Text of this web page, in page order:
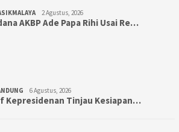
2 Agustus, 2026
AKBP Ade Papa Rihi Usai Re…
6 Agustus, 2026
Kepresidenan Tinjau Kesiapan…